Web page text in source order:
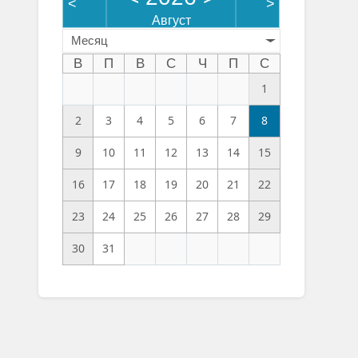
<
Август
>
Месяц
В П В С Ч П
С
1
2 3 4 5 6 7 8
9 10 11 12 13 14 15
16 17 18 19 20 21 22
23 24 25 26 27 28 29
30 31